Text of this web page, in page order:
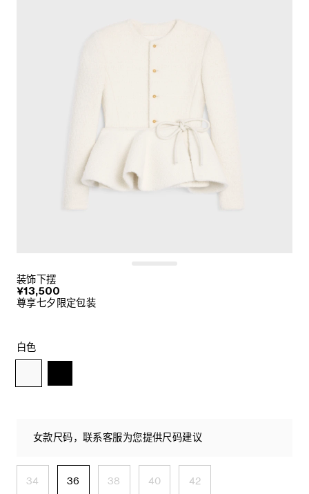
装饰下摆
¥13,500
尊享七夕限定包装
白色
女款尺码，联系客服为您提供尺码建议
34 36 38 40 42